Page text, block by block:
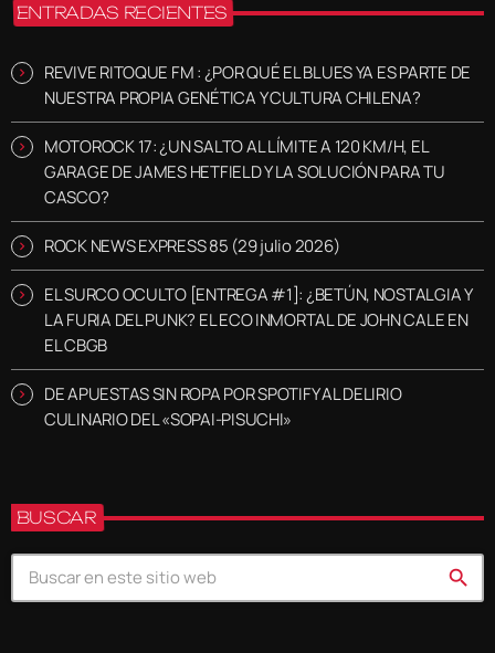
ENTRADAS RECIENTES
REVIVE RITOQUE FM : ¿POR QUÉ EL BLUES YA ES PARTE DE
NUESTRA PROPIA GENÉTICA Y CULTURA CHILENA?
MOTOROCK 17: ¿UN SALTO AL LÍMITE A 120 KM/H, EL
GARAGE DE JAMES HETFIELD Y LA SOLUCIÓN PARA TU
CASCO?
ROCK NEWS EXPRESS 85 (29 julio 2026)
EL SURCO OCULTO [ENTREGA #1]: ¿BETÚN, NOSTALGIA Y
LA FURIA DEL PUNK? EL ECO INMORTAL DE JOHN CALE EN
EL CBGB
DE APUESTAS SIN ROPA POR SPOTIFY AL DELIRIO
CULINARIO DEL «SOPAI-PISUCHI»
BUSCAR
search